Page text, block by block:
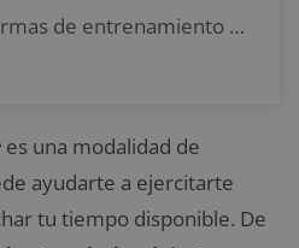
Las plataformas de entrenamiento online más recomendadas
es una modalidad de
ayudarte a ejercitarte
tu tiempo disponible. De